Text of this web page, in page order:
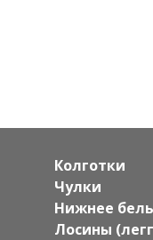
Колготки
Чулки
Нижнее
Лосины